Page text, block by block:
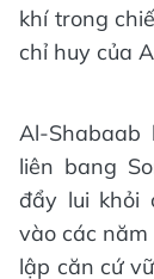
khí trong
chỉ huy của
Al-
liên bang
đẩy lui khỏi
vào các
lập căn cứ